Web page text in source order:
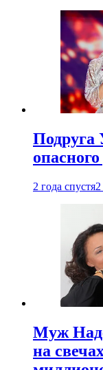
Подруга
2 года спустя
Муж
на